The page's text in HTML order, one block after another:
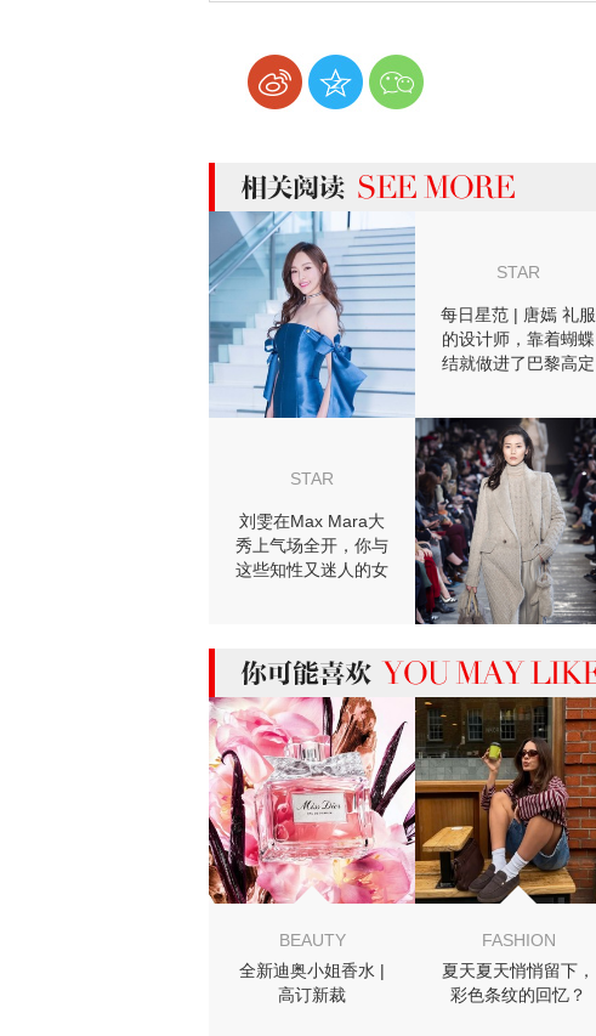
more 相关阅读
STAR
每日星范 | 唐嫣 礼服
的设计师，靠着蝴蝶
结就做进了巴黎高定
STAR
刘雯在Max Mara大
秀上气场全开，你与
这些知性又迷人的女
MIGHT LIKE 你可能
BEAUTY
全新迪奥小姐香水 |
高订新裁
FASHION
夏天夏天悄悄留下，
彩色条纹的回忆？